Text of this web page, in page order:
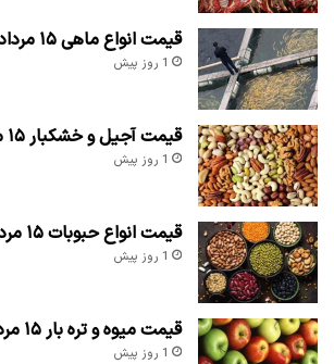
قیمت انواع ماهی ۱۵ مرداد ۱۴۰۵
1 روز پیش
قیمت آجیل و خشکبار ۱۵ مرداد ۱۴۰۵
1 روز پیش
قیمت انواع حبوبات ۱۵ مرداد ۱۴۰۵
1 روز پیش
قیمت میوه و تره بار ۱۵ مرداد ۱۴۰۵
1 روز پیش